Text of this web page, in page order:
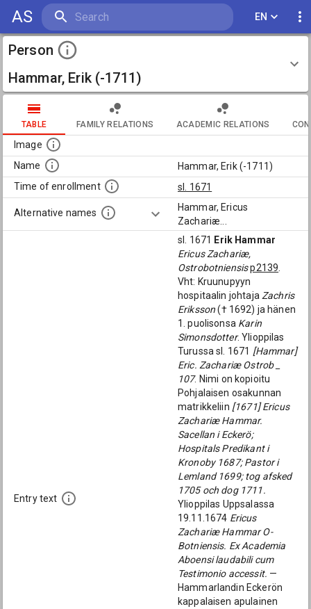
AS EN
Person
Hammar, Erik (-1711)
TABLE FAMILY RELATIONS ACADEMIC RELATIONS
Image
Name
Hammar, Erik (-1711)
Time of enrollment
sl. 1671
Alternative names
Hammar, Ericus
Zachariæ
Entry text
sl. 1671 Erik Hammar
Ericus Zachariæ,
Ostrobotniensisp2139
Vht: Kruunupyyn
hospitaalin johtaja Zachris
Eriksson(† 1692) ja hänen
1. puolisonsa Karin
Simonsdotter. Ylioppilas
Turussa sl. 1671 [Hammar]
Eric. Zachariæ Ostrob _
107. Nimi on kopioitu
Pohjalaisen osakunnan
matrikkeliin [1671] Ericus
Zachariæ Hammar.
Sacellan i Eckerö;
Hospitals Predikant i
Kronoby 1687; Pastor i
Lemland 1699; tog afsked
1705 och dog 1711.
Ylioppilas Uppsalassa
19.11.1674 Ericus
Zachariæ Hammar O-
Botniensis. Ex Academia
Aboensi laudabili cum
Testimonio accessit. —
Hammarlandin Eckerön
kappalaisen apulainen